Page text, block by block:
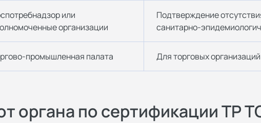
или
организации
Подтверждение
санитарно-
промышленная палата Для торговых
органа по сертификации ТР